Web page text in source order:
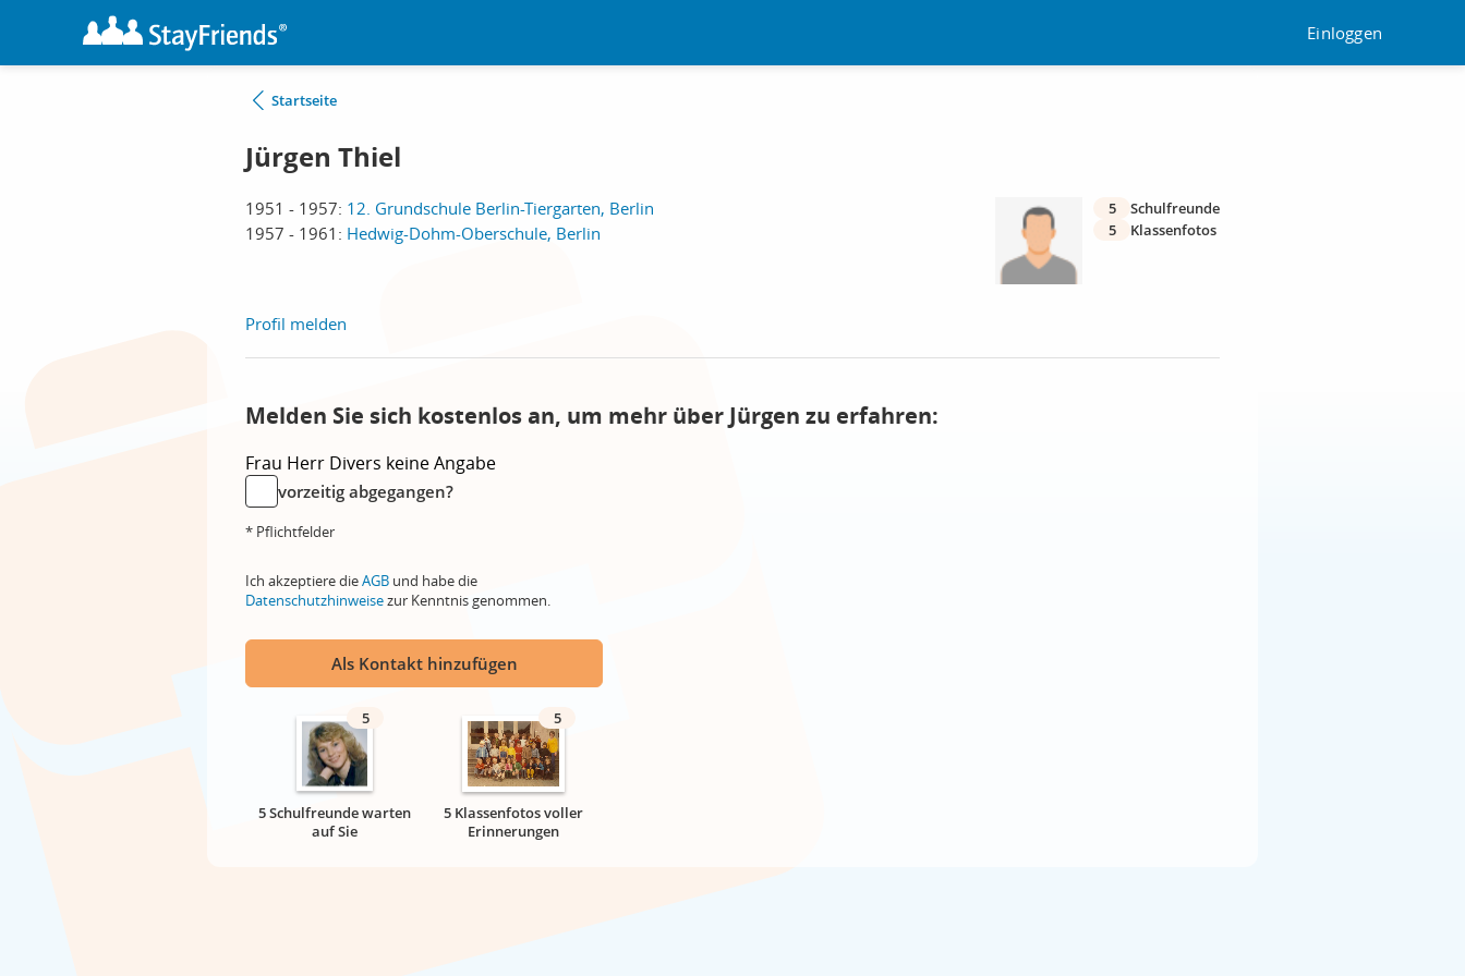
Einloggen
Startseite
Jürgen Thiel
1951 - 1957: 12. Grundschule Berlin-Tiergarten, Berlin
1957 - 1961: Hedwig-Dohm-Oberschule, Berlin
5
Schulfreunde
5
Klassenfotos
Profil melden
Melden Sie sich kostenlos an, um mehr über Jürgen zu erfahren:
Frau Herr Divers keine Angabe
vorzeitig abgegangen?
* Pflichtfelder
Ich akzeptiere dieAGB und habe die
Datenschutzhinweisezur Kenntnis genommen.
Als Kontakt hinzufügen
5
5 Schulfreunde warten
auf Sie
5
5 Klassenfotos voller
Erinnerungen